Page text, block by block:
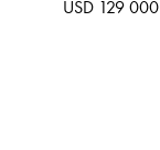
USD 129 000